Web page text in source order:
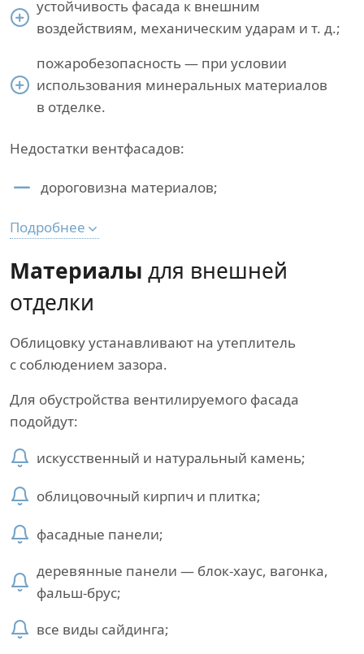
устойчивость фасада к внешним
воздействиям, механическим ударам и т. д.;
пожаробезопасность — при условии
использования минеральных материалов
в отделке.
Недостатки вентфасадов:
дороговизна материалов;
Подробнее
Материалы для внешней
отделки
Облицовку устанавливают на утеплитель
с соблюдением зазора.
Для обустройства вентилируемого фасада
подойдут:
искусственный и натуральный камень;
облицовочный кирпич и плитка;
фасадные панели;
деревянные панели — блок-хаус, вагонка,
фальш-брус;
все виды сайдинга;